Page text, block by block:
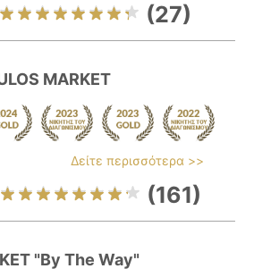
(27)
MARKET
Δείτε περισσότερα >>
(161)
"By The Way"